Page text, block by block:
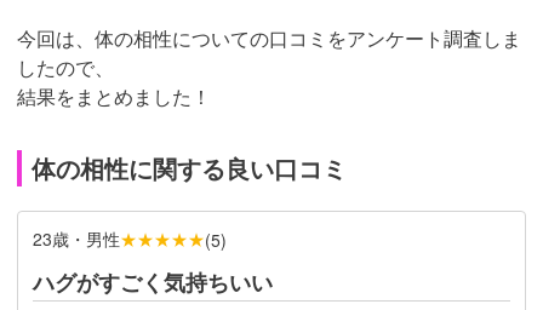
今回は、体の相性についての口コミをアンケート調査しま
したので、
結果をまとめました！
体の相性に関する良い口コミ
23歳・男性★★★★★(5)
ハグがすごく気持ちいい